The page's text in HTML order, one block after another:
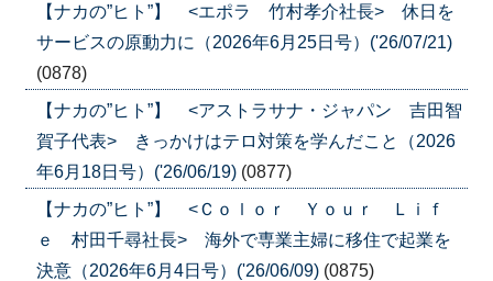
【ナカの”ヒト”】 <エポラ 竹村孝介社長> 休日を
サービスの原動力に（2026年6月25日号）('26/07/21)
(0878)
【ナカの”ヒト”】 <アストラサナ・ジャパン 吉田智
賀子代表> きっかけはテロ対策を学んだこと（2026
年6月18日号）('26/06/19) (0877)
【ナカの”ヒト”】 <Ｃｏｌｏｒ Ｙｏｕｒ Ｌｉｆ
ｅ 村田千尋社長> 海外で専業主婦に移住で起業を
決意（2026年6月4日号）('26/06/09) (0875)